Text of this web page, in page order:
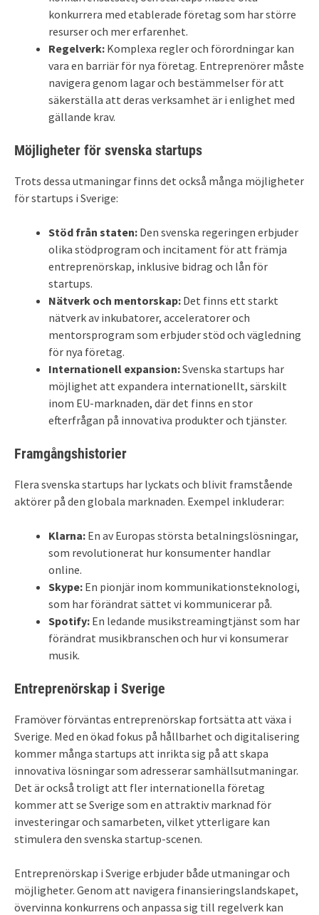
konkurrera med etablerade företag som har större
resurser och mer erfarenhet.
Regelverk: Komplexa regler och förordningar kan
vara en barriär för nya företag. Entreprenörer måste
navigera genom lagar och bestämmelser för att
säkerställa att deras verksamhet är i enlighet med
gällande krav.
Möjligheter för svenska startups
Trots dessa utmaningar finns det också många möjligheter
för startups i Sverige:
Stöd från staten: Den svenska regeringen erbjuder
olika stödprogram och incitament för att främja
entreprenörskap, inklusive bidrag och lån för
startups.
Nätverk och mentorskap: Det finns ett starkt
nätverk av inkubatorer, acceleratorer och
mentorsprogram som erbjuder stöd och vägledning
för nya företag.
Internationell expansion:Svenska startups har
möjlighet att expandera internationellt, särskilt
inom EU-marknaden, där det finns en stor
efterfrågan på innovativa produkter och tjänster.
Framgångshistorier
Flera svenska startups har lyckats och blivit framstående
aktörer på den globala marknaden. Exempel inkluderar:
Klarna: En av Europas största betalningslösningar,
som revolutionerat hur konsumenter handlar
online.
Skype: En pionjär inom kommunikationsteknologi,
som har förändrat sättet vi kommunicerar på.
Spotify: En ledande musikstreamingtjänst som har
förändrat musikbranschen och hur vi konsumerar
musik.
Entreprenörskap i Sverige
Framöver förväntas entreprenörskap fortsätta att växa i
Sverige. Med en ökad fokus på hållbarhet och digitalisering
kommer många startups att inrikta sig på att skapa
innovativa lösningar som adresserar samhällsutmaningar.
Det är också troligt att fler internationella företag
kommer att se Sverige som en attraktiv marknad för
investeringar och samarbeten, vilket ytterligare kan
stimulera den svenska startup-scenen.
Entreprenörskap i Sverige erbjuder både utmaningar och
möjligheter. Genom att navigera finansieringslandskapet,
övervinna konkurrens och anpassa sig till regelverk kan